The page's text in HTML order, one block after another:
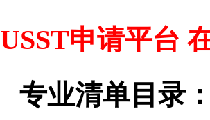
USST申请平台
专业清单目录